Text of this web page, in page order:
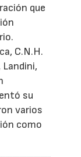
que
C.N.H.
Landini,
su
varios
como